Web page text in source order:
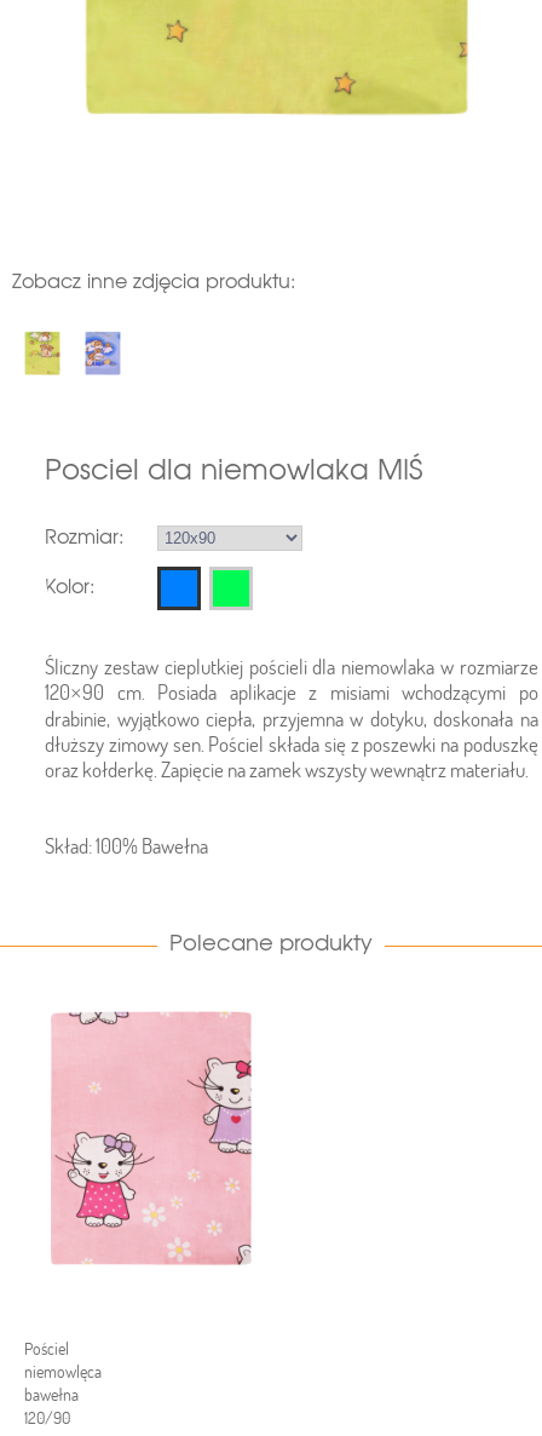
Zobacz inne zdjęcia produktu:
Posciel dla niemowlaka MIŚ
Rozmiar:
Kolor:
Śliczny zestaw cieplutkiej pościeli dla niemowlaka w rozmiarze
120×90 cm. Posiada aplikacje z misiami wchodzącymi po
drabinie, wyjątkowo ciepła, przyjemna w dotyku, doskonała na
dłuższy zimowy sen. Pościel składa się z poszewki na poduszkę
oraz kołderkę. Zapięcie na zamek wszysty wewnątrz materiału.
Skład: 100% Bawełna
Polecane produkty
Pościel
niemowlęca
bawełna
120/90